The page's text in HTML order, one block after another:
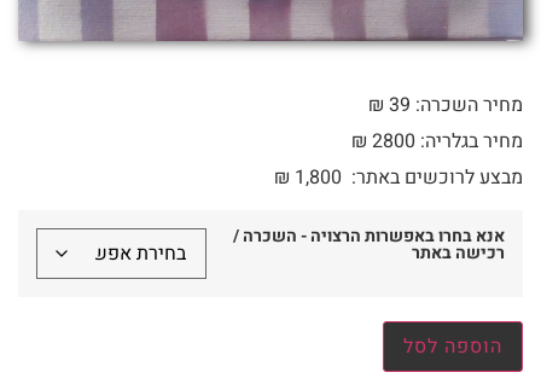
מחיר השכרה: 39 ₪
מחיר בגלריה: 2800 ₪
מבצע לרוכשים באתר:
₪ 1,800
אנא בחרו באפשרות הרצויה - השכרה /
רכישה באתר
הוספה לסל